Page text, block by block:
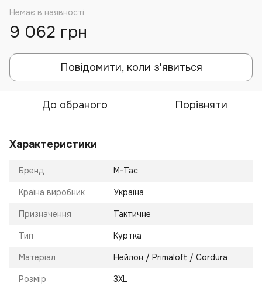
Немає в наявності
9 062 грн
Повідомити, коли з'явиться
До обраного Порівняти
Характеристики
Бренд M-Tac
Країна виробник Україна
Призначення Тактичне
Тип Куртка
Матеріал Нейлон / Primaloft / Cordura
Розмір 3XL